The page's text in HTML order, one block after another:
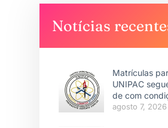
Notícias
Matrículas
UNIPAC
de com
agosto 7, 2026